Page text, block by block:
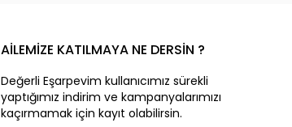
AİLEMİZE KATILMAYA NE DERSİN ?
Değerli Eşarpevim kullanıcımız sürekli
yaptığımız indirim ve kampanyalarımızı
kaçırmamak için kayıt olabilirsin.